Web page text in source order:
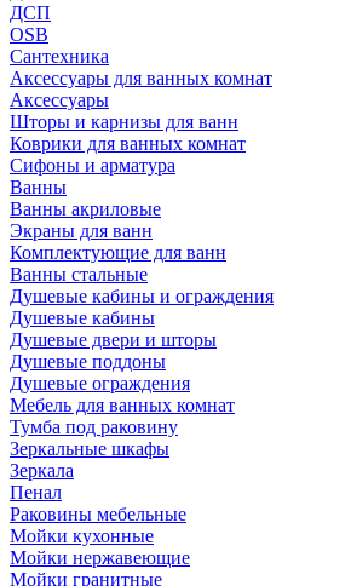
ДСП
OSB
Сантехника
Аксессуары для ванных комнат
Аксессуары
Шторы и карнизы для ванн
Коврики для ванных комнат
Сифоны и арматура
Ванны
Ванны акриловые
Экраны для ванн
Комплектующие для ванн
Ванны стальные
Душевые кабины и ограждения
Душевые кабины
Душевые двери и шторы
Душевые поддоны
Душевые ограждения
Мебель для ванных комнат
Тумба под раковину
Зеркальные шкафы
Зеркала
Пенал
Раковины мебельные
Мойки кухонные
Мойки нержавеющие
Мойки гранитные